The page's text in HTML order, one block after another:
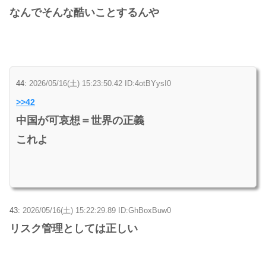
なんでそんな酷いことするんや
44: 2026/05/16(土) 15:23:50.42 ID:4otBYysI0
>>42
中国が可哀想＝世界の正義
これよ
43: 2026/05/16(土) 15:22:29.89 ID:GhBoxBuw0
リスク管理としては正しい